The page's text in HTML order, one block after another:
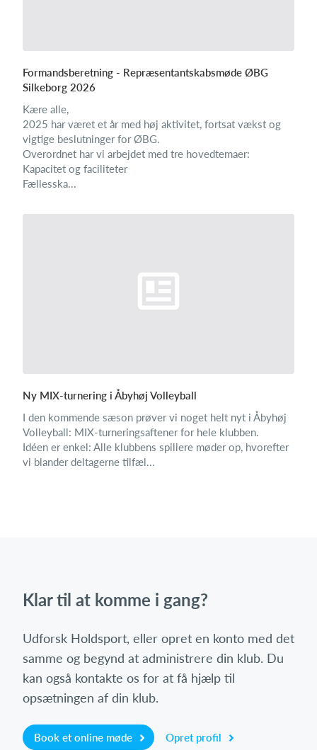
Formandsberetning - Repræsentantskabsmøde ØBG
Silkeborg 2026
Kære alle,
2025 har været et år med høj aktivitet, fortsat vækst og
vigtige beslutninger for ØBG.
Overordnet har vi arbejdet med tre hovedtemaer:
Kapacitet og faciliteter
Fællesska...
Ny MIX-turnering i Åbyhøj Volleyball
I den kommende sæson prøver vi noget helt nyt i Åbyhøj
Volleyball: MIX-turneringsaftener for hele klubben.
Idéen er enkel: Alle klubbens spillere møder op, hvorefter
vi blander deltagerne tilfæl...
Klar til at komme i gang?
Udforsk Holdsport, eller opret en konto med det
samme og begynd at administrere din klub. Du
kan også kontakte os for at få hjælp til
opsætningen af din klub.
Book et online møde Opret profil